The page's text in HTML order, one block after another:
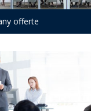
offerte